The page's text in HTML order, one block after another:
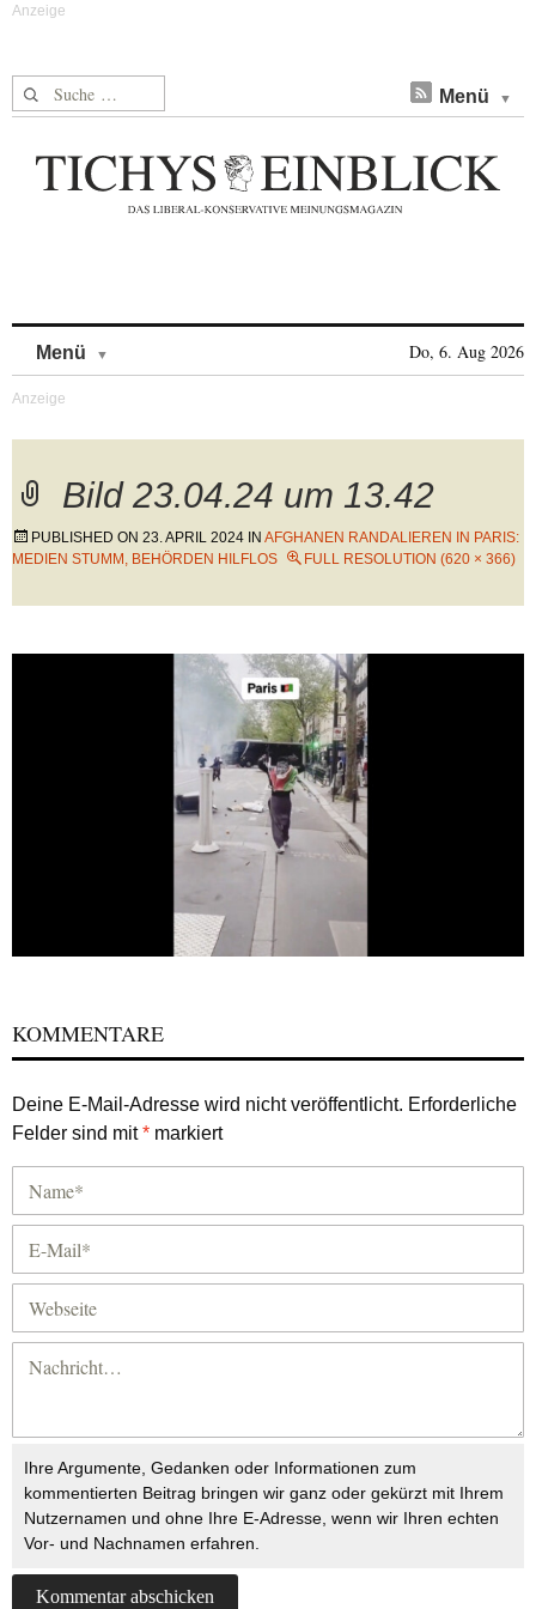
Suche nach: Menü
Menü Do, 6. Aug 2026
Bild 23.04.24 um 13.42
PUBLISHED ON 23. APRIL 2024 IN AFGHANEN RANDALIEREN IN PARIS:
MEDIEN STUMM, BEHÖRDEN HILFLOS
FULL RESOLUTION (620 × 366)
KOMMENTARE
Deine E-Mail-Adresse wird nicht veröffentlicht. Erforderliche
Felder sind mit* markiert
Ihre Argumente, Gedanken oder Informationen zum
kommentierten Beitrag bringen wir ganz oder gekürzt mit Ihrem
Nutzernamen und ohne Ihre E-Adresse, wenn wir Ihren echten
Vor- und Nachnamen erfahren.